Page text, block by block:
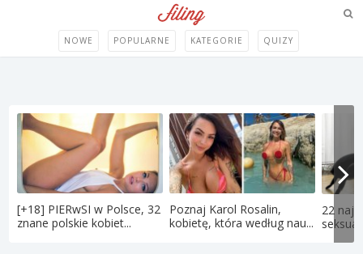
NOWE POPULARNE KATEGORIE QUIZY
[+18] PIERwSI w Polsce, 32
znane polskie kobiet...
Poznaj Karol Rosalin,
kobietę, która według nau...
22